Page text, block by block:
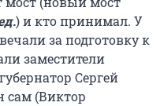
) и кто принимал. У
за подготовку к
заместители
Сергей
сам (Виктор